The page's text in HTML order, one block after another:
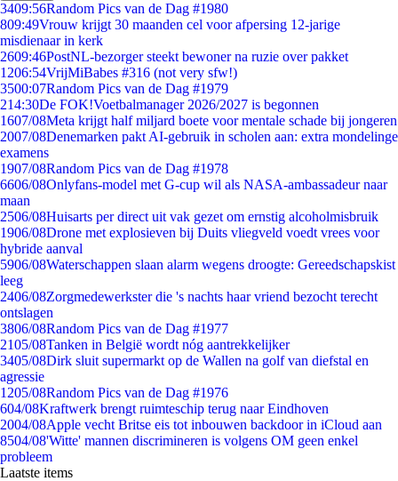
3409:56Random Pics van de Dag #1980
809:49Vrouw krijgt 30 maanden cel voor afpersing 12-jarige
misdienaar in kerk
2609:46PostNL-bezorger steekt bewoner na ruzie over pakket
1206:54VrijMiBabes #316 (not very sfw!)
3500:07Random Pics van de Dag #1979
214:30De FOK!Voetbalmanager 2026/2027 is begonnen
1607/08Meta krijgt half miljard boete voor mentale schade bij jongeren
2007/08Denemarken pakt AI-gebruik in scholen aan: extra mondelinge
examens
1907/08Random Pics van de Dag #1978
6606/08Onlyfans-model met G-cup wil als NASA-ambassadeur naar
maan
2506/08Huisarts per direct uit vak gezet om ernstig alcoholmisbruik
1906/08Drone met explosieven bij Duits vliegveld voedt vrees voor
hybride aanval
5906/08Waterschappen slaan alarm wegens droogte: Gereedschapskist
leeg
2406/08Zorgmedewerkster die 's nachts haar vriend bezocht terecht
ontslagen
3806/08Random Pics van de Dag #1977
2105/08Tanken in België wordt nóg aantrekkelijker
3405/08Dirk sluit supermarkt op de Wallen na golf van diefstal en
agressie
1205/08Random Pics van de Dag #1976
604/08Kraftwerk brengt ruimteschip terug naar Eindhoven
2004/08Apple vecht Britse eis tot inbouwen backdoor in iCloud aan
8504/08'Witte' mannen discrimineren is volgens OM geen enkel
probleem
Laatste items